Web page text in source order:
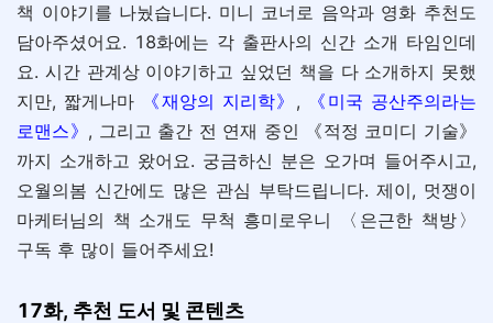
책 이야기를 나눴습니다. 미니 코너로 음악과 영화 추천도
담아주셨어요. 18화에는 각 출판사의 신간 소개 타임인데
요. 시간 관계상 이야기하고 싶었던 책을 다 소개하지 못했
지만, 짧게나마
《재앙의 지리학》 ,
《미국 공산주의라는
로맨스》 , 그리고 출간 전 연재 중인 《적정 코미디 기술》
까지 소개하고 왔어요. 궁금하신 분은 오가며 들어주시고,
오월의봄 신간에도 많은 관심 부탁드립니다. 제이, 멋쟁이
마케터님의 책 소개도 무척 흥미로우니 〈은근한 책방〉
구독 후 많이 들어주세요!
17화, 추천 도서 및 콘텐츠